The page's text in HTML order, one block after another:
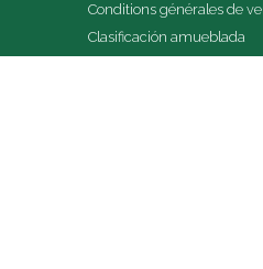
Conditions générales de
Clasificación amueblada